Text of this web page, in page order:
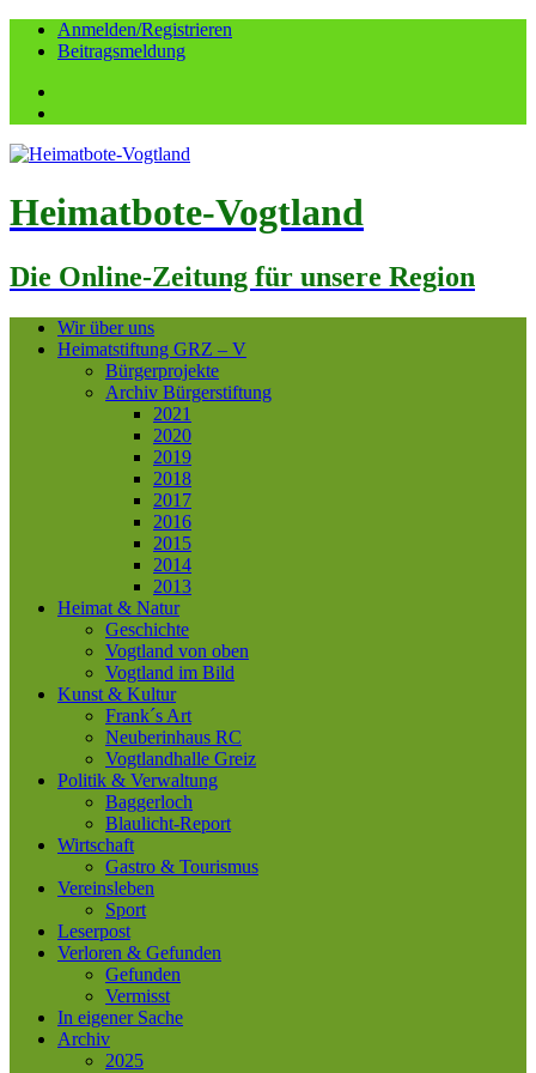
Anmelden/Registrieren
Beitragsmeldung
Heimatbote-Vogtland
Die Online-Zeitung für unsere Region
Wir über uns
Heimatstiftung GRZ – V
Bürgerprojekte
Archiv Bürgerstiftung
2021
2020
2019
2018
2017
2016
2015
2014
2013
Heimat & Natur
Geschichte
Vogtland von oben
Vogtland im Bild
Kunst & Kultur
Frank´s Art
Neuberinhaus RC
Vogtlandhalle Greiz
Politik & Verwaltung
Baggerloch
Blaulicht-Report
Wirtschaft
Gastro & Tourismus
Vereinsleben
Sport
Leserpost
Verloren & Gefunden
Gefunden
Vermisst
In eigener Sache
Archiv
2025